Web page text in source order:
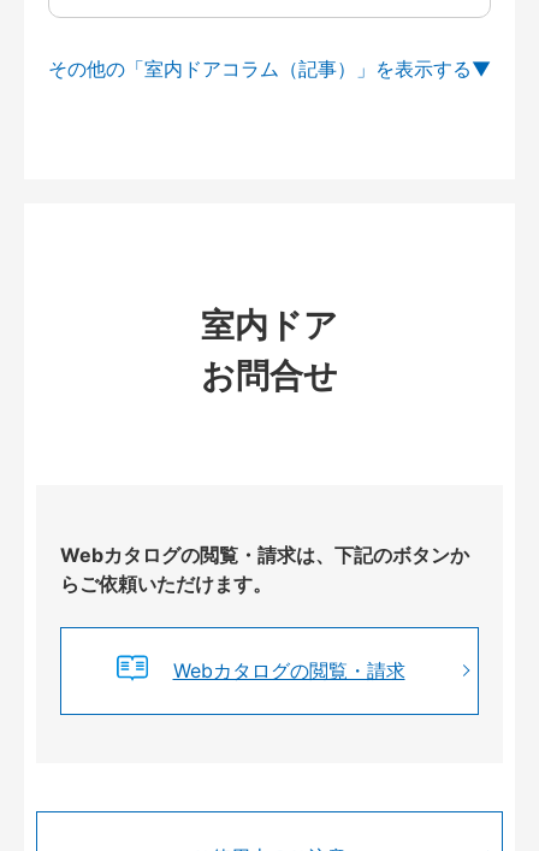
その他の「室内ドアコラム（記事）」を
室内ドア
お問合せ
Webカタログの閲覧・請求は、下記のボタンか
らご依頼いただけます。
Webカタログの閲覧・請求